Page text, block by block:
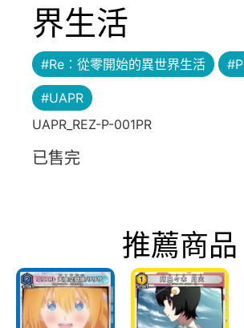
界生活
#Re：從零開始的異世界生活
#UAPR
UAPR_REZ-P-001PR
已售完
推薦商品